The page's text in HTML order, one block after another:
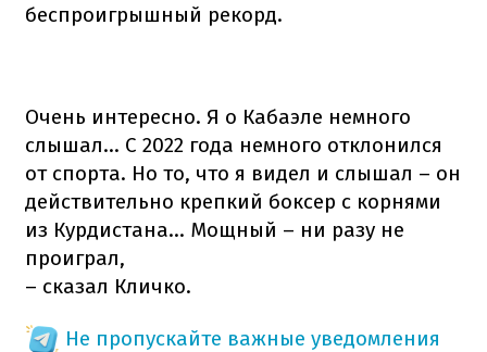
беспроигрышный рекорд.
Очень интересно. Я о Кабаэле немного
слышал... С 2022 года немного отклонился
от спорта. Но то, что я видел и слышал – он
действительно крепкий боксер с корнями
из Курдистана... Мощный – ни разу не
проиграл,
– сказал Кличко.
Не пропускайте важные уведомления